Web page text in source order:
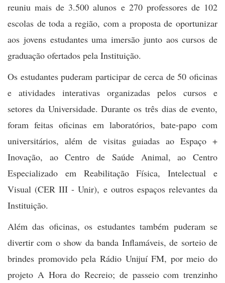
reuniu mais de 3.500 alunos e 270 professores de 102
escolas de toda a região, com a proposta de oportunizar
aos jovens estudantes uma imersão junto aos cursos de
graduação ofertados pela Instituição.
Os estudantes puderam participar de cerca de 50 oficinas
e atividades interativas organizadas pelos cursos e
setores da Universidade. Durante os três dias de evento,
foram feitas oficinas em laboratórios, bate-papo com
universitários, além de visitas guiadas ao Espaço +
Inovação, ao Centro de Saúde Animal, ao Centro
Especializado em Reabilitação Física, Intelectual e
Visual (CER III - Unir), e outros espaços relevantes da
Instituição.
Além das oficinas, os estudantes também puderam se
divertir com o show da banda Inflamáveis, de sorteio de
brindes promovido pela Rádio Unijuí FM, por meio do
projeto A Hora do Recreio; de passeio com trenzinho